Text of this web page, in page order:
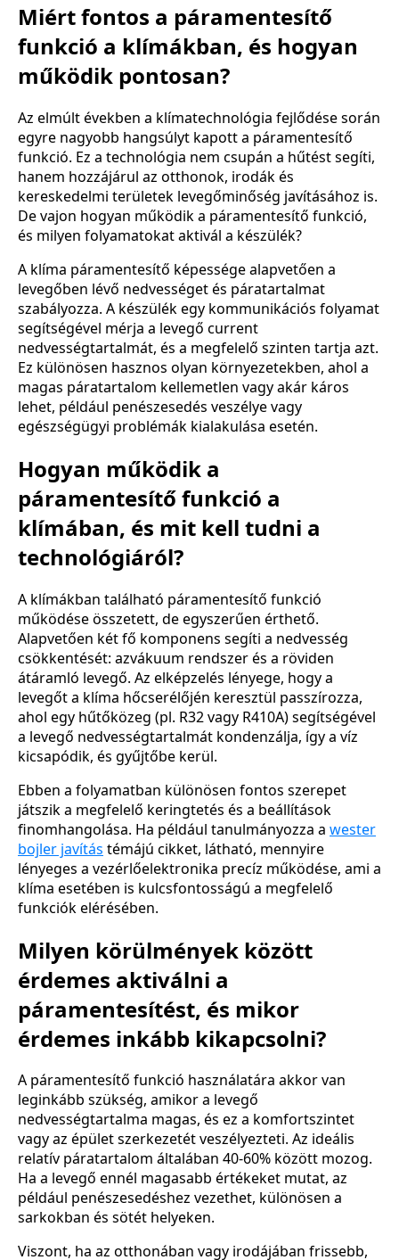
Miért fontos a páramentesítő
funkció a klímákban, és hogyan
működik pontosan?
Az elmúlt években a klímatechnológia fejlődése során
egyre nagyobb hangsúlyt kapott a páramentesítő
funkció. Ez a technológia nem csupán a hűtést segíti,
hanem hozzájárul az otthonok, irodák és
kereskedelmi területek levegőminőség javításához is.
De vajon hogyan működik a páramentesítő funkció,
és milyen folyamatokat aktivál a készülék?
A klíma páramentesítő képessége alapvetően a
levegőben lévő nedvességet és páratartalmat
szabályozza. A készülék egy kommunikációs folyamat
segítségével mérja a levegő current
nedvességtartalmát, és a megfelelő szinten tartja azt.
Ez különösen hasznos olyan környezetekben, ahol a
magas páratartalom kellemetlen vagy akár káros
lehet, például penészesedés veszélye vagy
egészségügyi problémák kialakulása esetén.
Hogyan működik a
páramentesítő funkció a
klímában, és mit kell tudni a
technológiáról?
A klímákban található páramentesítő funkció
működése összetett, de egyszerűen érthető.
Alapvetően két fő komponens segíti a nedvesség
csökkentését: azvákuum rendszer és a röviden
átáramló levegő. Az elképzelés lényege, hogy a
levegőt a klíma hőcserélőjén keresztül passzírozza,
ahol egy hűtőközeg (pl. R32 vagy R410A) segítségével
a levegő nedvességtartalmát kondenzálja, így a víz
kicsapódik, és gyűjtőbe kerül.
Ebben a folyamatban különösen fontos szerepet
játszik a megfelelő keringtetés és a beállítások
finomhangolása. Ha például tanulmányozza a wester
bojler javítás témájú cikket, látható, mennyire
lényeges a vezérlőelektronika precíz működése, ami a
klíma esetében is kulcsfontosságú a megfelelő
funkciók elérésében.
Milyen körülmények között
érdemes aktiválni a
páramentesítést, és mikor
érdemes inkább kikapcsolni?
A páramentesítő funkció használatára akkor van
leginkább szükség, amikor a levegő
nedvességtartalma magas, és ez a komfortszintet
vagy az épület szerkezetét veszélyezteti. Az ideális
relatív páratartalom általában 40-60% között mozog.
Ha a levegő ennél magasabb értékeket mutat, az
például penészesedéshez vezethet, különösen a
sarkokban és sötét helyeken.
Viszont, ha az otthonában vagy irodájában frissebb,